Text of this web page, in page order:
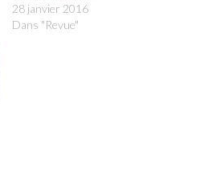
28 janvier 2016
Dans "Revue"